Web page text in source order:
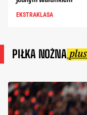
EKSTRAKLASA
PIŁKA NOŻNA